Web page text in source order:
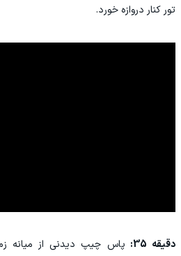
تور کنار دروازه خورد.
دقیقه 35:
پاس چیپ دیدنی از میانه